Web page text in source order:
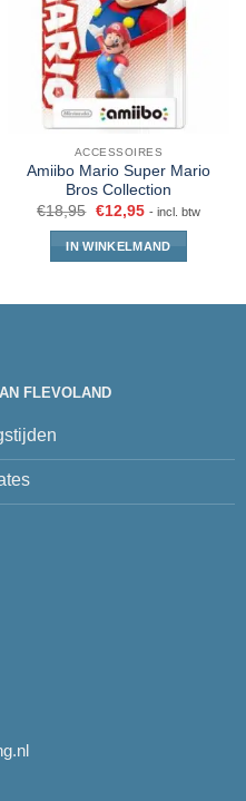
ACCESSOIRES
Amiibo Mario Super Mario
Bros Collection
€18,95 €12,95 - incl. btw
IN WINKELMAND
FLEVOLAND